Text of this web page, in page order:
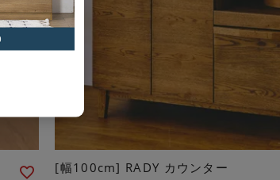
[幅100cm] RADY カウンター